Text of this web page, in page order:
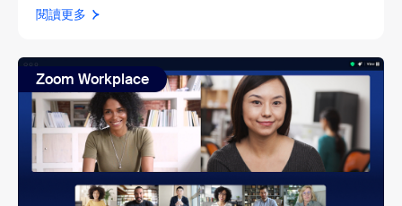
閱讀更多
Zoom Workplace